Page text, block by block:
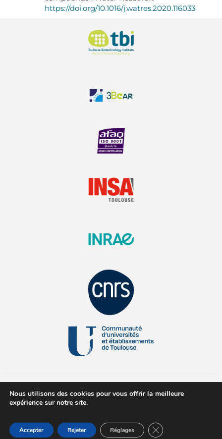
https://doi.org/10.1016/j.watres.2020.116033
© 2026 All Rights Reserved
Nous utilisons des cookies pour vous offrir la meilleure
expérience sur notre site.
Accepter Rejeter Réglages Fermer la bannière